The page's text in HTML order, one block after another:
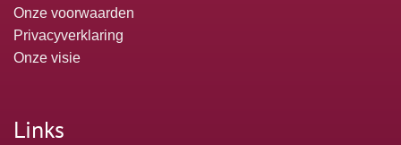
Onze voorwaarden
Privacyverklaring
Onze visie
Links